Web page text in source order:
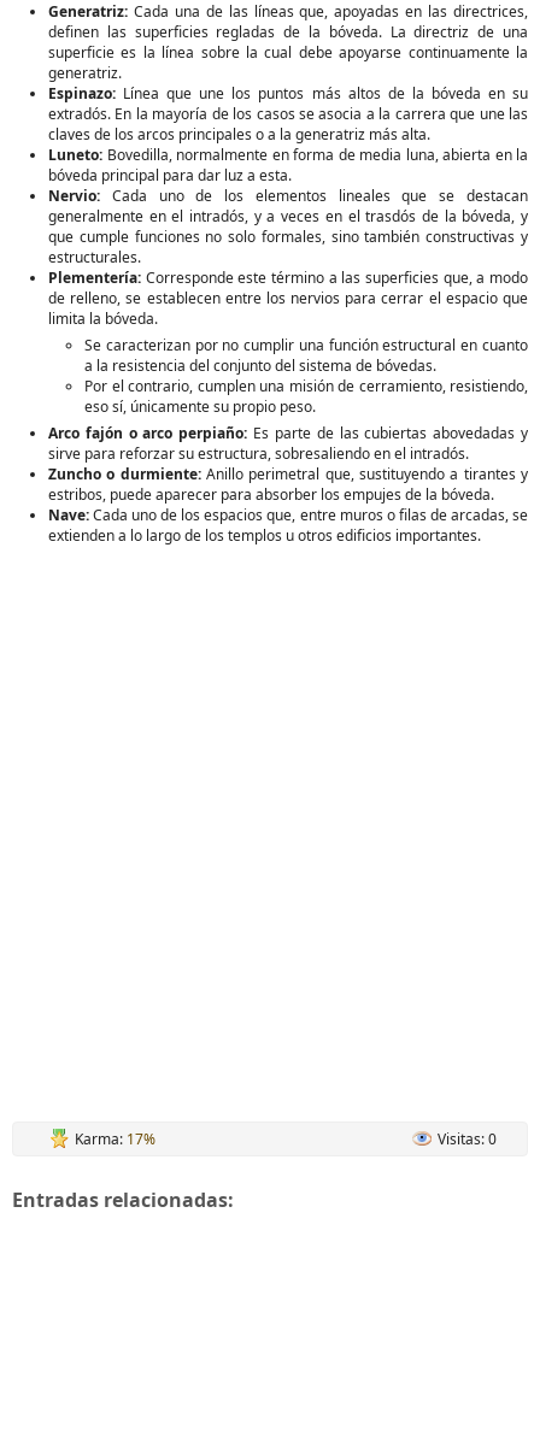
Generatriz: Cada una de las líneas que, apoyadas en las directrices,
definen las superficies regladas de la bóveda. La directriz de una
superficie es la línea sobre la cual debe apoyarse continuamente la
generatriz.
Espinazo: Línea que une los puntos más altos de la bóveda en su
extradós. En la mayoría de los casos se asocia a la carrera que une las
claves de los arcos principales o a la generatriz más alta.
Luneto: Bovedilla, normalmente en forma de media luna, abierta en la
bóveda principal para dar luz a esta.
Nervio: Cada uno de los elementos lineales que se destacan
generalmente en el intradós, y a veces en el trasdós de la bóveda, y
que cumple funciones no solo formales, sino también constructivas y
estructurales.
Plementería: Corresponde este término a las superficies que, a modo
de relleno, se establecen entre los nervios para cerrar el espacio que
limita la bóveda.
Se caracterizan por no cumplir una función estructural en cuanto
a la resistencia del conjunto del sistema de bóvedas.
Por el contrario, cumplen una misión de cerramiento, resistiendo,
eso sí, únicamente su propio peso.
Arco fajón o arco perpiaño: Es parte de las cubiertas abovedadas y
sirve para reforzar su estructura, sobresaliendo en el intradós.
Zuncho o durmiente:Anillo perimetral que, sustituyendo a tirantes y
estribos, puede aparecer para absorber los empujes de la bóveda.
Nave:Cada uno de los espacios que, entre muros o filas de arcadas, se
extienden a lo largo de los templos u otros edificios importantes.
Karma: 17% Visitas: 0
Entradas relacionadas: